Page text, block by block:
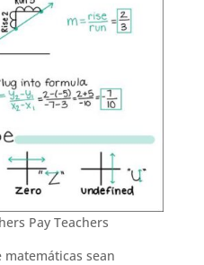
Pay Teachers
sean